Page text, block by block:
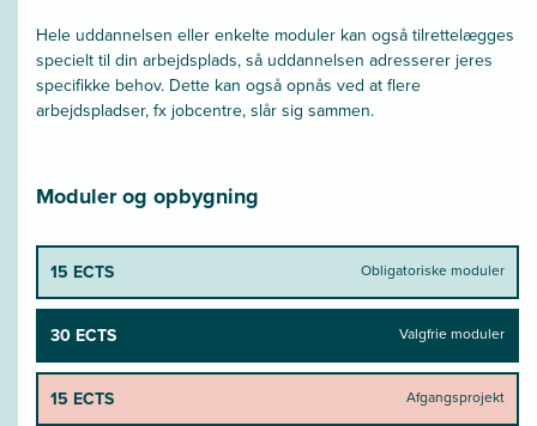
Hele uddannelsen eller enkelte moduler kan også tilrettelægges
specielt til din arbejdsplads, så uddannelsen adresserer jeres
specifikke behov. Dette kan også opnås ved at flere
arbejdspladser, fx jobcentre, slår sig sammen.
Moduler og opbygning
15 ECTS Obligatoriske moduler
30 ECTS Valgfrie moduler
15 ECTS Afgangsprojekt